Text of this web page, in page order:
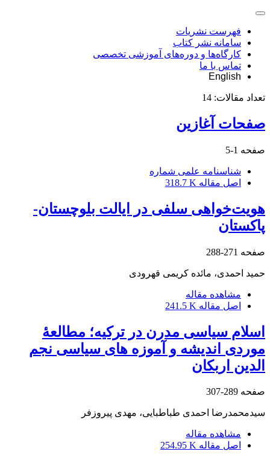
فهرست نشریات
سامانه نشر کتاب
کارگاه‌ها و دوره‌های آموزشی تخصصی
تماس با ما
English
تعداد مقالات: 14
صفحات آغازین
صفحه 1-5
شناسنامه علمی شماره
اصل مقاله 318.7 K
هویت‌خواهی سلفی در ایالت بلوچستان-
پاکستان
صفحه 271-288
حمید احمدی، مائده کریمی قهرودی
مشاهده مقاله
اصل مقاله 241.5 K
اسلام سیاسی مدرن در ترکیه؛ مطالعۀ
موردی اندیشه و آموزه های سیاسی نجم
الدین اربکان
صفحه 289-307
سیدمحمدرضا احمدی طباطبایی، مهدی پیروزفر
مشاهده مقاله
اصل مقاله 254.95 K